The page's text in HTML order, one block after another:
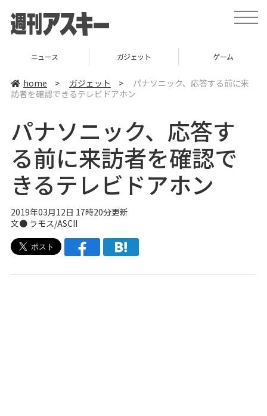
t
o
v
ニュース ガジェット ゲーム
home > ガジェット >
パナソニック、応答する前に来
訪者を確認できるテレビドアホン
パナソニック、応答す
る前に来訪者を確認で
きるテレビドアホン
2019年03月12日 17時20分更新
文● ラモス/ASCII